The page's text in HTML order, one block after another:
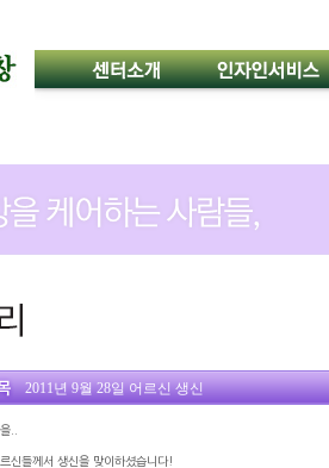
2011년 9월 28일 어르신 생신
..
신들께서 생신을 맞이하셨습니다!